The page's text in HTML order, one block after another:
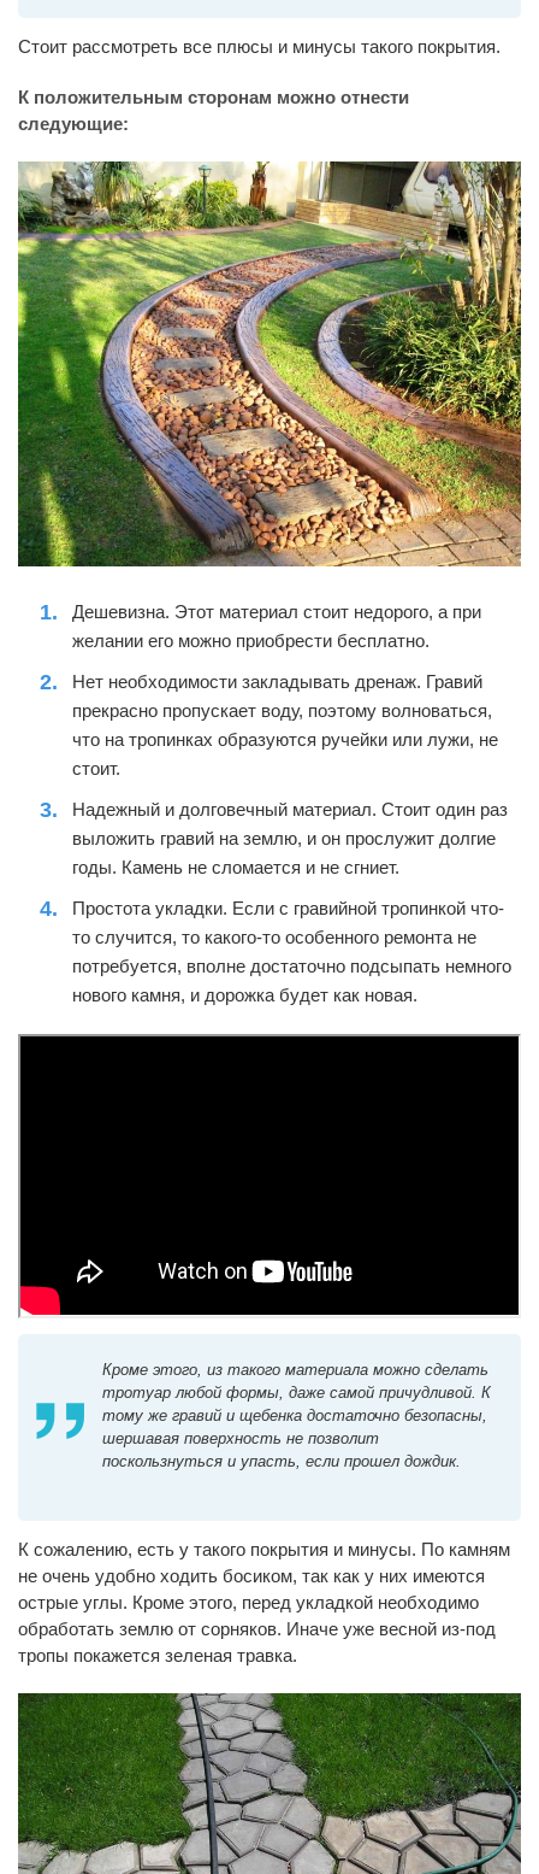
Стоит рассмотреть все плюсы и минусы такого покрытия.
К положительным сторонам можно отнести
следующие:
Дешевизна. Этот материал стоит недорого, а при
желании его можно приобрести бесплатно.
Нет необходимости закладывать дренаж. Гравий
прекрасно пропускает воду, поэтому волноваться,
что на тропинках образуются ручейки или лужи, не
стоит.
Надежный и долговечный материал. Стоит один раз
выложить гравий на землю, и он прослужит долгие
годы. Камень не сломается и не сгниет.
Простота укладки. Если с гравийной тропинкой что-
то случится, то какого-то особенного ремонта не
потребуется, вполне достаточно подсыпать немного
нового камня, и дорожка будет как новая.
Кроме этого, из такого материала можно сделать
тротуар любой формы, даже самой причудливой. К
тому же гравий и щебенка достаточно безопасны,
шершавая поверхность не позволит
поскользнуться и упасть, если прошел дождик.
К сожалению, есть у такого покрытия и минусы. По камням
не очень удобно ходить босиком, так как у них имеются
острые углы. Кроме этого, перед укладкой необходимо
обработать землю от сорняков. Иначе уже весной из-под
тропы покажется зеленая травка.